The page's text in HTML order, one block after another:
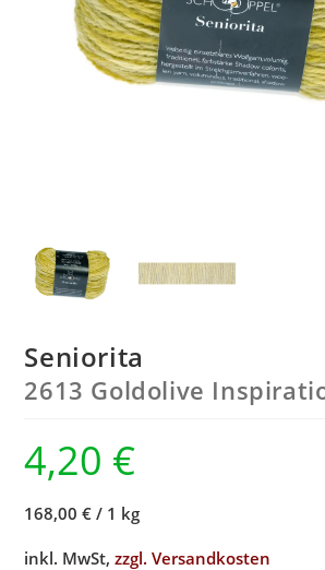
Seniorita
2613 Goldolive
4,20 €
168,00 € / 1 kg
inkl. MwSt,zzgl. Versandkosten